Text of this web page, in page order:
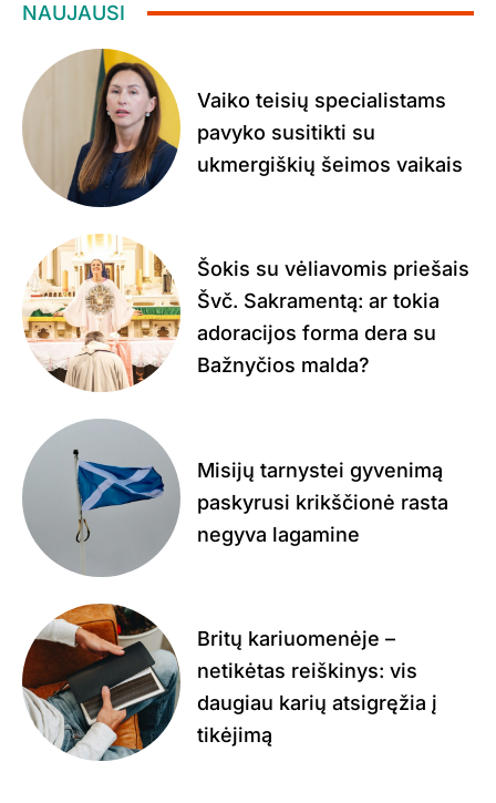
NAUJAUSI
Vaiko teisių specialistams
pavyko susitikti su
ukmergiškių šeimos vaikais
Šokis su vėliavomis priešais
Švč. Sakramentą: ar tokia
adoracijos forma dera su
Bažnyčios malda?
Misijų tarnystei gyvenimą
paskyrusi krikščionė rasta
negyva lagamine
Britų kariuomenėje –
netikėtas reiškinys: vis
daugiau karių atsigręžia į
tikėjimą